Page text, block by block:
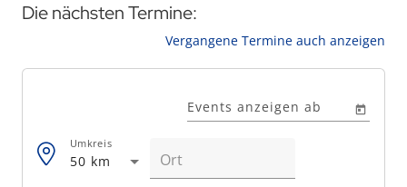
Die nächsten Termine:
Vergangene Termine auch anzeigen
Events anzeigen ab
50 km
Umkreis